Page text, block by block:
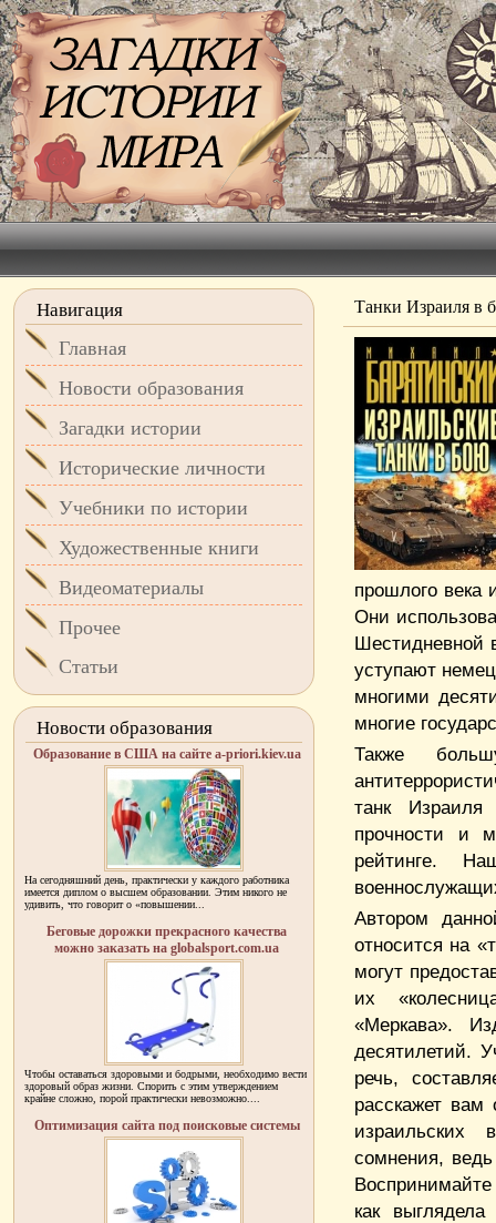
Танки Израиля в
прошлого века
Они
Шестидневной
уступают
многими
многие
Также
танк
прочности и
рейтинге.
Автором
относится на
могут
их
«Меркава».
десятилетий.
речь,
расскажет
израильских
сомнения,
как
Навигация
Главная
Новости образования
Загадки истории
Исторические личности
Учебники по истории
Художественные книги
Видеоматериалы
Прочее
Статьи
Новости образования
Образование в США на сайте a-priori.kiev.ua
На сегодняшний день, практически у каждого работника
имеется диплом о высшем образовании. Этим никого не
удивить, что говорит о «повышении...
Беговые дорожки прекрасного качества
можно заказать на globalsport.com.ua
Чтобы оставаться здоровыми и бодрыми, необходимо вести
здоровый образ жизни. Спорить с этим утверждением
крайне сложно, порой практически невозможно....
Оптимизация сайта под поисковые системы